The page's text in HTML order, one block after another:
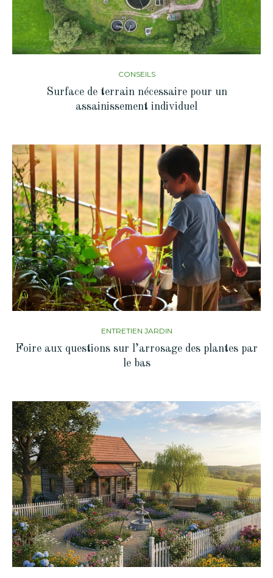
CONSEILS
Surface de terrain nécessaire pour un
assainissement individuel
ENTRETIEN JARDIN
Foire aux questions sur l’arrosage des plantes par
le bas‍